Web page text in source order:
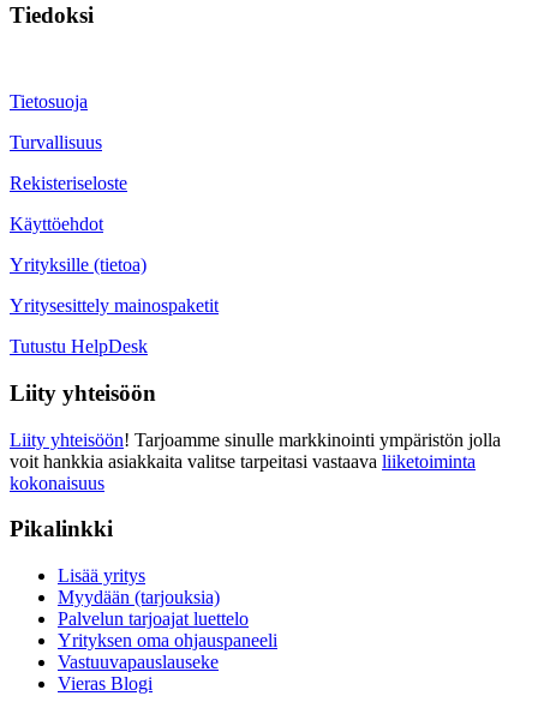
Tiedoksi
Tietosuoja
Turvallisuus
Rekisteriseloste
Käyttöehdot
Yrityksille (tietoa)
Yritysesittely mainospaketit
Tutustu HelpDesk
Liity yhteisöön
Liity yhteisöön! Tarjoamme sinulle markkinointi ympäristön jolla
voit hankkia asiakkaita valitse tarpeitasi vastaava liiketoiminta
kokonaisuus
Pikalinkki
Lisää yritys
Myydään (tarjouksia)
Palvelun tarjoajat luettelo
Yrityksen oma ohjauspaneeli
Vastuuvapauslauseke
Vieras Blogi